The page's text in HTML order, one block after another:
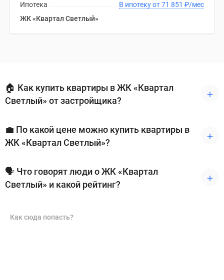
В ипотеку от 71 851 ₽/мес
Ипотека
ЖК «Квартал Светлый»
🏠 Как купить квартиры в ЖК «Квартал
Светлый» от застройщика?
💼 По какой цене можно купить квартиры в
ЖК «Квартал Светлый»?
🗣 Что говорят люди о ЖК «Квартал
Светлый» и какой рейтинг?
Как сюда попасть?